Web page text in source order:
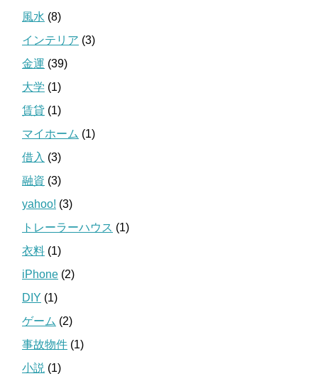
風水 (8)
インテリア (3)
金運 (39)
大学 (1)
賃貸 (1)
マイホーム (1)
借入 (3)
融資 (3)
yahoo! (3)
トレーラーハウス (1)
衣料 (1)
iPhone (2)
DIY (1)
ゲーム (2)
事故物件 (1)
小説 (1)